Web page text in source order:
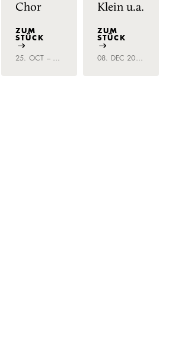
Chor
ZUM
STÜCK
25. OCT – 30. NOV 2024
Klein u.a.
ZUM
STÜCK
08. DEC 2023 – 27. JAN 2024